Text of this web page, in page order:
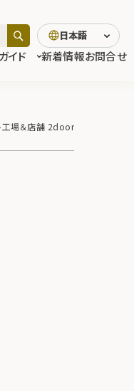
イド 新着情報お問合せ
日本語
工場＆店舗 2door